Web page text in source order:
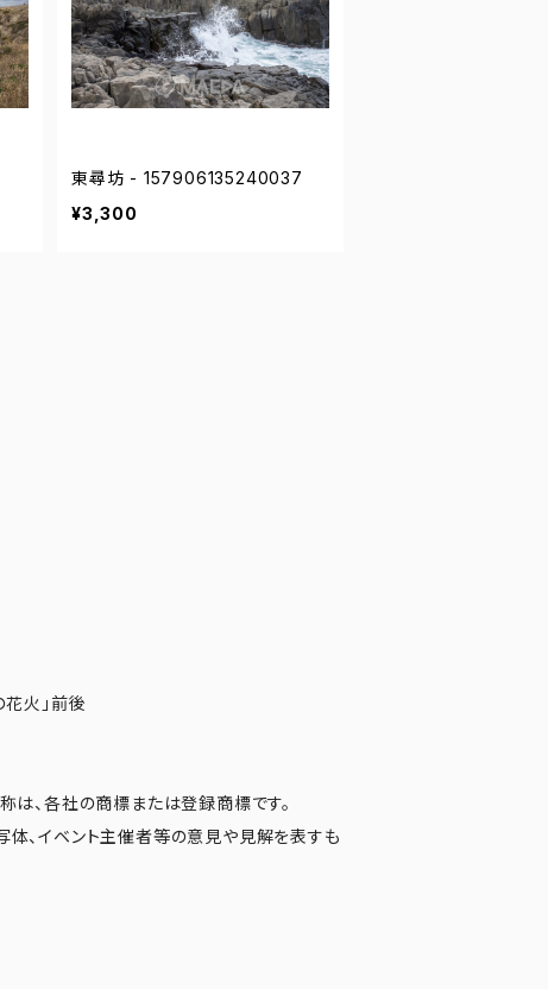
東尋坊 - 157906135240037
¥3,300
花火」前後
は、各社の商標または登録商標です。
、イベント主催者等の意見や見解を表すも